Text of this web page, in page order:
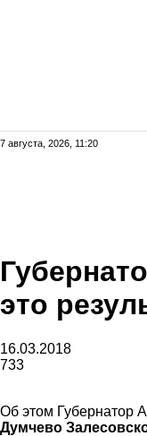
7 августа, 2026, 11:20
это
16.03.2018
733
Об этом Губернатор
Думчево